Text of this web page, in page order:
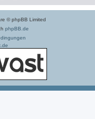
© phpBB Limited
phpBB.de